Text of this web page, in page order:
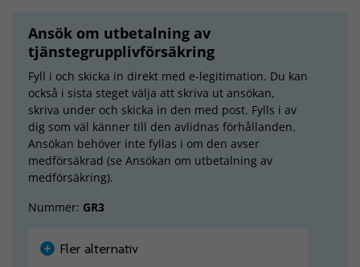
Ansök om utbetalning av
tjänstegrupplivförsäkring
Fyll i och skicka in direkt med e-legitimation. Du kan
också i sista steget välja att skriva ut ansökan,
skriva under och skicka in den med post. Fylls i av
dig som väl känner till den avlidnas förhållanden.
Ansökan behöver inte fyllas i om den avser
medförsäkrad (se Ansökan om utbetalning av
medförsäkring).
Nummer: GR3
Fler alternativ